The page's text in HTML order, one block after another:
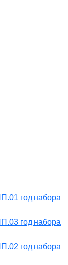
год набора
год набора
год набора